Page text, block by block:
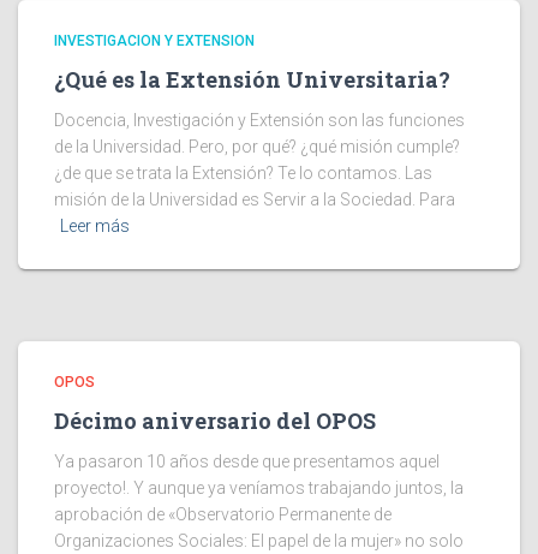
INVESTIGACION Y EXTENSION
¿Qué es la Extensión Universitaria?
Docencia, Investigación y Extensión son las funciones
de la Universidad. Pero, por qué? ¿qué misión cumple?
¿de que se trata la Extensión? Te lo contamos. Las
misión de la Universidad es Servir a la Sociedad. Para
Leer más
OPOS
Décimo aniversario del OPOS
Ya pasaron 10 años desde que presentamos aquel
proyecto!. Y aunque ya veníamos trabajando juntos, la
aprobación de «Observatorio Permanente de
Organizaciones Sociales: El papel de la mujer» no solo